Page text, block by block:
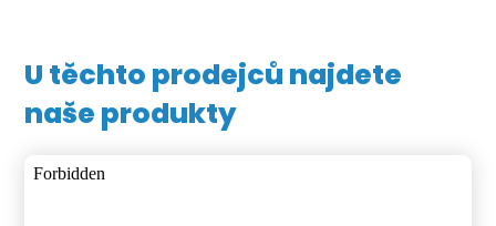
U těchto prodejců najdete
naše produkty